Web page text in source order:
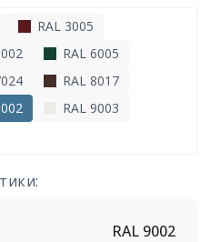
RAL 3005
RAL 6005
RAL 8017
RAL 9003
RAL 9002